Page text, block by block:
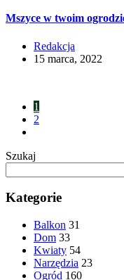
Mszyce w twoim
Redakcja
15 marca, 2022
1
2
Szukaj
Kategorie
Balkon 31
Dom 33
Kwiaty 54
Narzędzia 23
Ogród 160